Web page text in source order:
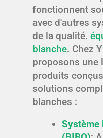
fonctionnent
avec d'autres
de la qualité.
blanche. Chez
proposons une
produits
solutions
blanches :
Système